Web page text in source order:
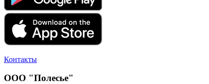
Контакты
ООО "Полесье"